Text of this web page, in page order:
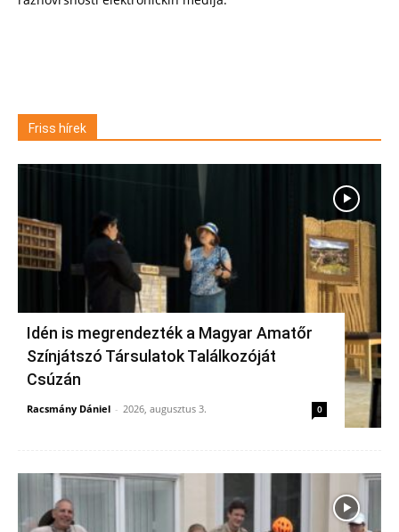
Friss hírek
Idén is megrendezték a Magyar Amatőr
Színjátszó Társulatok Találkozóját
Csúzán
Racsmány Dániel - 2026, augusztus 3. 0